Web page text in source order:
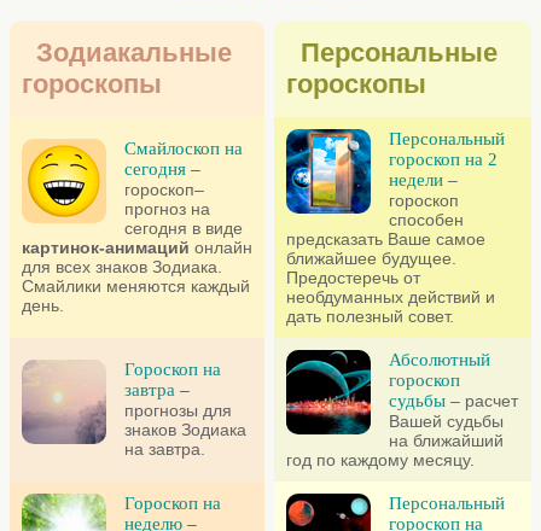
Зодиакальные
гороскопы
Персональные
гороскопы
Смайлоскоп на
сегодня –
гороскоп–
прогноз на
сегодня в виде
картинок-анимаций онлайн
для всех знаков Зодиака.
Смайлики меняются каждый
день.
Персональный
гороскоп на 2
недели –
гороскоп
способен
предсказать Ваше самое
ближайшее будущее.
Предостеречь от
необдуманных действий и
дать полезный совет.
Гороскоп на
завтра –
прогнозы для
знаков Зодиака
на завтра.
Абсолютный
гороскоп
судьбы – расчет
Вашей судьбы
на ближайший
год по каждому месяцу.
Гороскоп на
неделю –
Персональный
гороскоп на